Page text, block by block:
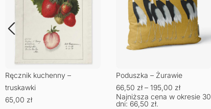
Ręcznik kuchenny –
truskawki
65,00 zł
Poduszka – Żurawie
66,50 zł – 195,00 zł
Najniższa cena w okresie 30
dni: 66,50 zł.